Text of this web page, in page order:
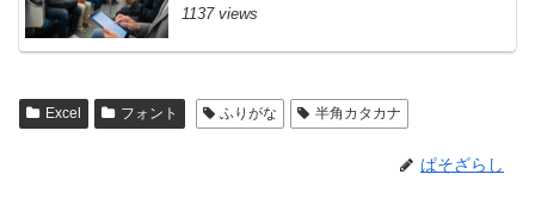
1137 views
Excel フォント ふりがな 半角カタカナ
ぱそざらし